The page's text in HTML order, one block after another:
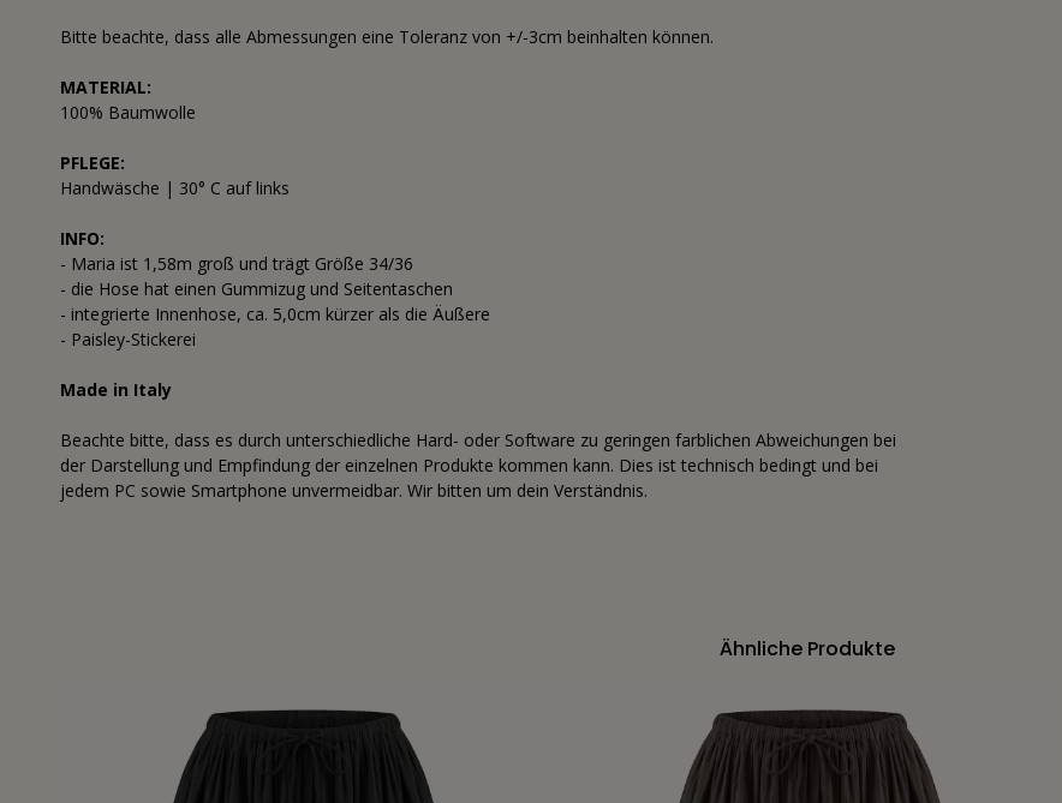
Bitte beachte, dass alle Abmessungen eine Toleranz von +/-3cm beinhalten können.
MATERIAL:
100% Baumwolle
PFLEGE:
Handwäsche | 30° C auf links
INFO:
- Maria ist 1,58m groß und trägt Größe 34/36
- die Hose hat einen Gummizug und Seitentaschen
- integrierte Innenhose, ca. 5,0cm kürzer als die Äußere
- Paisley-Stickerei
Made in Italy
Beachte bitte, dass es durch unterschiedliche Hard- oder Software zu geringen farblichen Abweichungen bei
der Darstellung und Empfindung der einzelnen Produkte kommen kann. Dies ist technisch bedingt und bei
jedem PC sowie Smartphone unvermeidbar. Wir bitten um dein Verständnis.
Ähnliche Produkte